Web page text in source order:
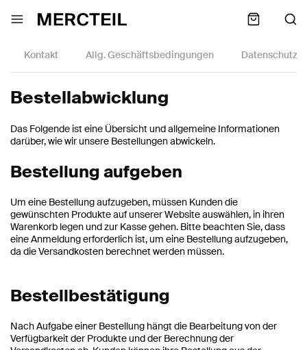
Kontakt Allg. Geschäftsbedingungen
Bestellabwicklung
Das Folgende ist eine Übersicht und allgemeine Informationen
darüber, wie wir unsere Bestellungen abwickeln.
Bestellung aufgeben
Um eine Bestellung aufzugeben, müssen Kunden die
gewünschten Produkte auf unserer Website auswählen, in ihren
Warenkorb legen und zur Kasse gehen. Bitte beachten Sie, dass
eine Anmeldung erforderlich ist, um eine Bestellung aufzugeben,
da die Versandkosten berechnet werden müssen.
Bestellbestätigung
Nach Aufgabe einer Bestellung hängt die Bearbeitung von der
Verfügbarkeit der Produkte und der Berechnung der